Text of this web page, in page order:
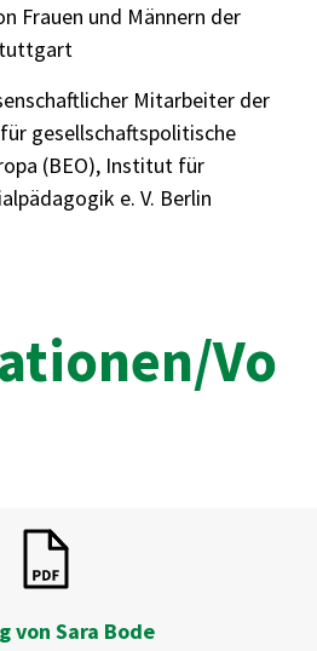
Frauen und Männern der
Mitarbeiter der
gesellschaftspolitische
(BEO), Institut für
e. V. Berlin
Vo
von Sara Bode